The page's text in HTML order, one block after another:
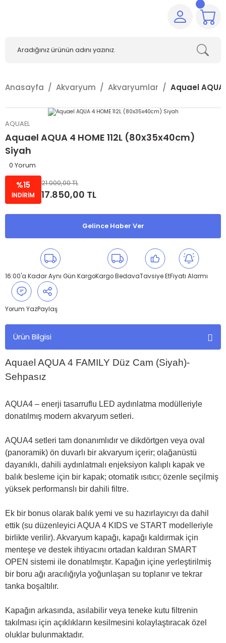
Anasayfa Akvaryum Akvaryumlar Aquael AQUA
AQUAEL
Aquael AQUA 4 HOME 112L (80x35x40cm)
Siyah
0 Yorum
%15
İNDİRİM
21.000,00 TL
17.850,00 TL
Gelince Haber Ver
16:00'a Kadar Aynı Gün KargoKargo BedavaTavsiye EtFiyatı Alarmı
Yorum YazPaylaş
Ürün Bilgisi
Aquael AQUA 4 FAMILY Düz Cam (Siyah)-
Sehpasız
AQUA4 – enerji tasarruflu LED aydınlatma modülleriyle
donatılmış modern akvaryum setleri.
AQUA4 setleri tam donanımlıdır ve dikdörtgen veya oval
(panoramik) ön duvarlı bir akvaryum içerir; olağanüstü
dayanıklı, dahili aydınlatmalı enjeksiyon kalıplı kapak ve
balık besleme için bir kapak; otomatik ısıtıcı; özenle seçilmiş
yüksek performanslı bir dahili filtre.
Ek bir bonus olarak balık yemi ve su hazırlayıcıyı da dahil
ettik (su düzenleyici AQUA 4 KIDS ve START modelleriyle
birlikte verilir). Akvaryum kapağı, kapağı kaldırmak için
menteşe ve destek ihtiyacını ortadan kaldıran SMART
OPEN sistemi ile donatılmıştır. Kapağın içine yerleştirilmiş
bir boru ağı aracılığıyla yoğunlaşan su toplanır ve tekrar
tanka boşaltılır.
Kapağın arkasında, asılabilir veya teneke kutu filtrenin
takılması için açıklıkların kesilmesini kolaylaştıracak özel
oluklar bulunmaktadır.